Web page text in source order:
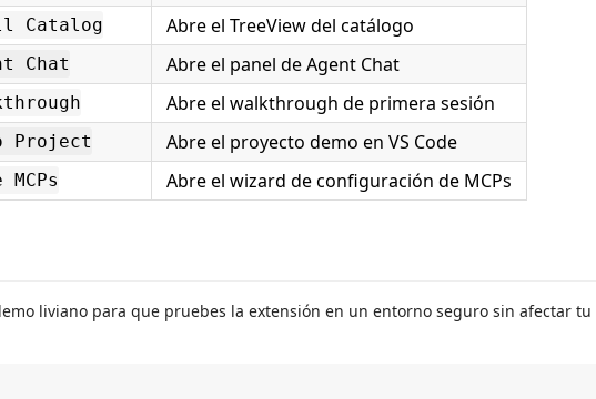
Catalog Abre el TreeView del catálogo
Chat Abre el panel de Agent Chat
Abre el walkthrough de primera sesión
Project Abre el proyecto demo en VS Code
Abre el wizard de configuración de MCPs
liviano para que pruebes la extensión en un entorno seguro sin afectar tu